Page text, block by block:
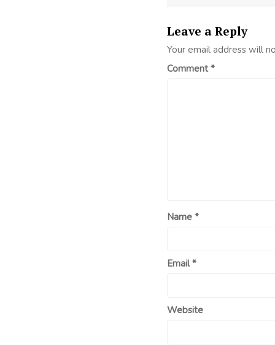
Leave a Reply
Your email address will
Comment*
Name *
Email*
Website